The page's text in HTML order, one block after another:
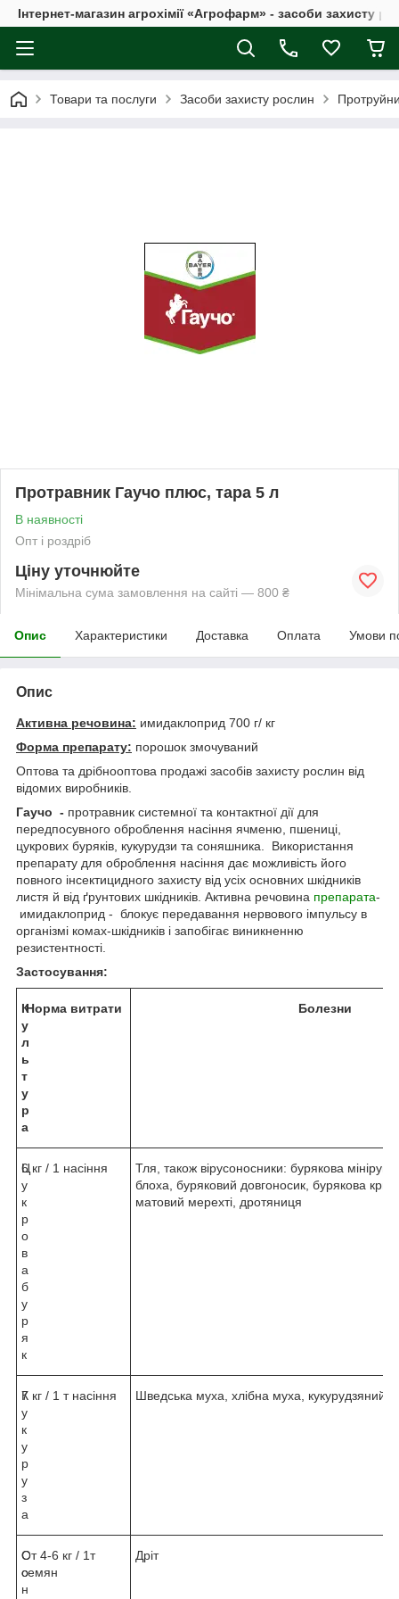
Інтернет-магазин агрохімії «Агрофарм» - засоби захисту
Товари та послуги Засоби захисту рослин
Протравник Гаучо плюс, тара 5 л
В наявності
Опт і роздріб
Ціну уточнюйте
Мінімальна сума замовлення на сайті — 800 ₴
Опис Характеристики Доставка Оплата Умови
Опис
Активна речовина: имидаклоприд 700 г/ кг
Форма препарату: порошок змочуваний
Оптова та дрібнооптова продажі засобів захисту рослин від
відомих виробників.
Гаучо - протравник системної та контактної дії для
передпосувного оброблення насіння ячменю, пшениці,
цукрових буряків, кукурудзи та соняшника. Використання
препарату для оброблення насіння дає можливість його
повного інсектицидного захисту від усіх основних шкідників
листя й від ґрунтових шкідників. Активна речовина препарата-
имидаклоприд - блокує передавання нервового імпульсу в
організмі комах-шкідників і запобігає виникненню
резистентності.
Застосування:
К
у
л
ь
т
у
р
а
Норма витрати Болезни
Ц
у
к
р
о
в
а
б
у
р
я
к
6 кг / 1 насіння
Тля, також вірусоносники: бурякова
блоха, буряковий довгоносик, бурякова
матовий мерехті, дротяниця
К
у
к
у
р
у
з
а
7 кг / 1 т насіння Шведська муха, хлібна муха, кукурудзяний
С
о
н
От 4-6 кг / 1т
семян
Дріт